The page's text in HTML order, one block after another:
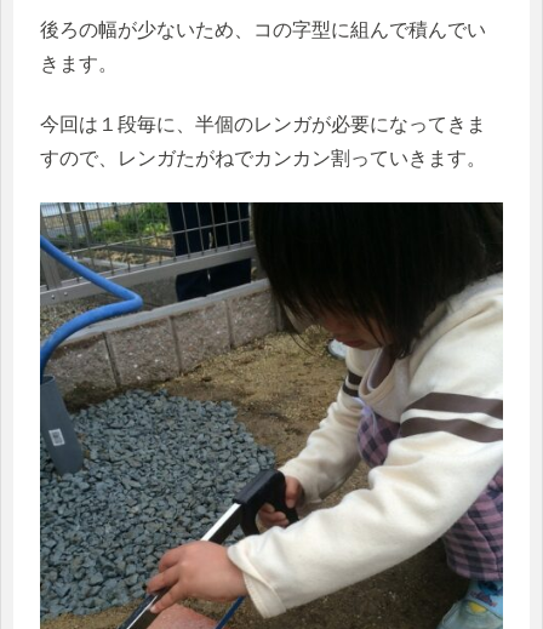
後ろの幅が少ないため、コの字型に組んで積んでい
きます。
今回は１段毎に、半個のレンガが必要になってきま
すので、レンガたがねでカンカン割っていきます。